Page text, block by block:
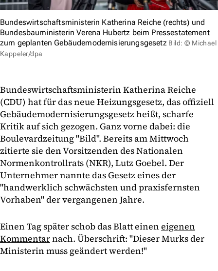
Bundeswirtschaftsministerin Katherina Reiche (rechts) und
Bundesbauministerin Verena Hubertz beim Pressestatement
zum geplanten Gebäudemodernisierungsgesetz Bild: © Michael
Kappeler/dpa
Bundeswirtschaftsministerin Katherina Reiche
(CDU) hat für das neue Heizungsgesetz, das offiziell
Gebäudemodernisierungsgesetz heißt, scharfe
Kritik auf sich gezogen. Ganz vorne dabei: die
Boulevardzeitung "Bild". Bereits am Mittwoch
zitierte sie den Vorsitzenden des Nationalen
Normenkontrollrats (NKR), Lutz Goebel. Der
Unternehmer nannte das Gesetz eines der
"handwerklich schwächsten und praxisfernsten
Vorhaben" der vergangenen Jahre.
Einen Tag später schob das Blatt einen eigenen
Kommentarnach. Überschrift: "Dieser Murks der
Ministerin muss geändert werden!"